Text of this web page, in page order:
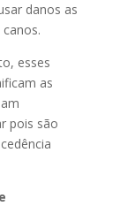
danos as
esses
as
pois são